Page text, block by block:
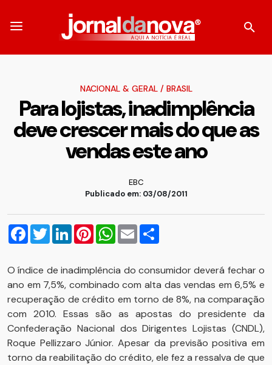
NACIONAL & GERAL/ BRASIL
Para lojistas, inadimplência
deve crescer mais do que as
vendas este ano
EBC
Publicado em: 03/08/2011
Facebook
TwitterLinkedInPinterestWhatsApp
Email
O índice de inadimplência do consumidor deverá fechar o
ano em 7,5%, combinado com alta das vendas em 6,5% e
recuperação de crédito em torno de 8%, na comparação
com 2010. Essas são as apostas do presidente da
Confederação Nacional dos Dirigentes Lojistas (CNDL),
Roque Pellizzaro Júnior. Apesar da previsão positiva em
torno da reabilitação do crédito, ele fez a ressalva de que